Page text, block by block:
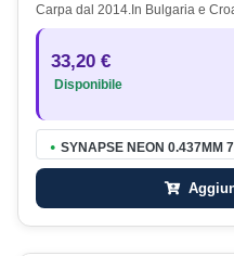
Carpa dal 2014.In Bulgaria e
33,20 €
Disponibile
● SYNAPSE NEON 0.437MM